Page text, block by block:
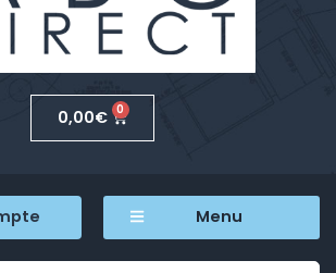
0,00€ 0
Menu